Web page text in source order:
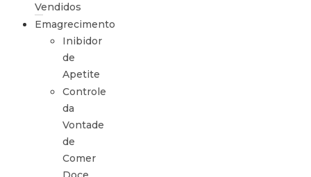
Vendidos
Emagrecimento
Inibidor
de
Apetite
Controle
da
Vontade
de
Comer